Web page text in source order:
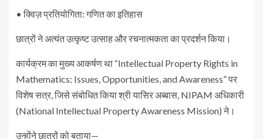
• क्विज़ प्रतियोगिता: गणित का इतिहास
छात्रों ने अत्यंत उत्कृष्ट उत्साह और रचनात्मकता का प्रदर्शन किया।
कार्यक्रम का मुख्य आकर्षण था “Intellectual Property Rights in
Mathematics: Issues, Opportunities, and Awareness” पर
विशेष सत्र, जिसे संबोधित किया श्री यासिर अब्बास, NIPAM अधिकारी
(National Intellectual Property Awareness Mission) ने।
उन्होंने छात्रों को बताया—